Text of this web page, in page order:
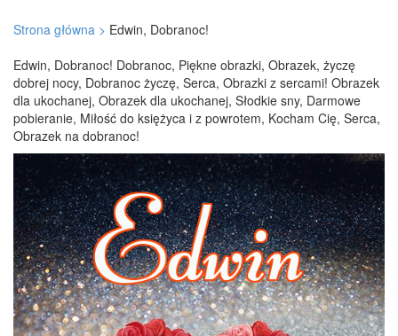
Strona główna > Edwin, Dobranoc!
Edwin, Dobranoc! Dobranoc, Piękne obrazki, Obrazek, życzę
dobrej nocy, Dobranoc życzę, Serca, Obrazki z sercami! Obrazek
dla ukochanej, Obrazek dla ukochanej, Słodkie sny, Darmowe
pobieranie, Miłość do księżyca i z powrotem, Kocham Cię, Serca,
Obrazek na dobranoc!